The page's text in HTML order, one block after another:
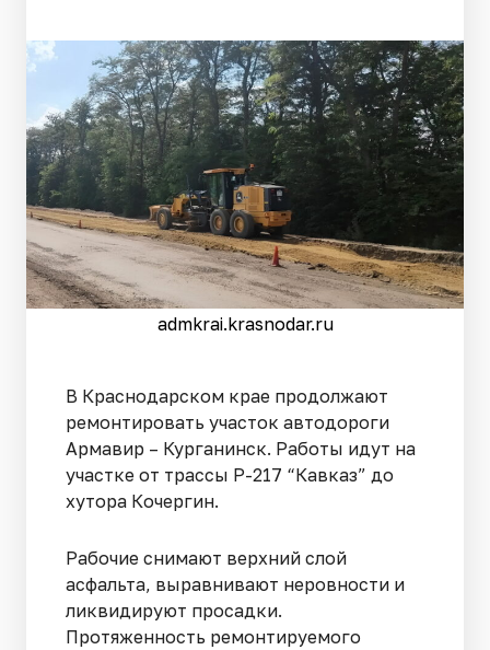
admkrai.krasnodar.ru
В Краснодарском крае продолжают
ремонтировать участок автодороги
Армавир – Курганинск. Работы идут на
участке от трассы Р-217 “Кавказ” до
хутора Кочергин.
Рабочие снимают верхний слой
асфальта, выравнивают неровности и
ликвидируют просадки.
Протяженность ремонтируемого